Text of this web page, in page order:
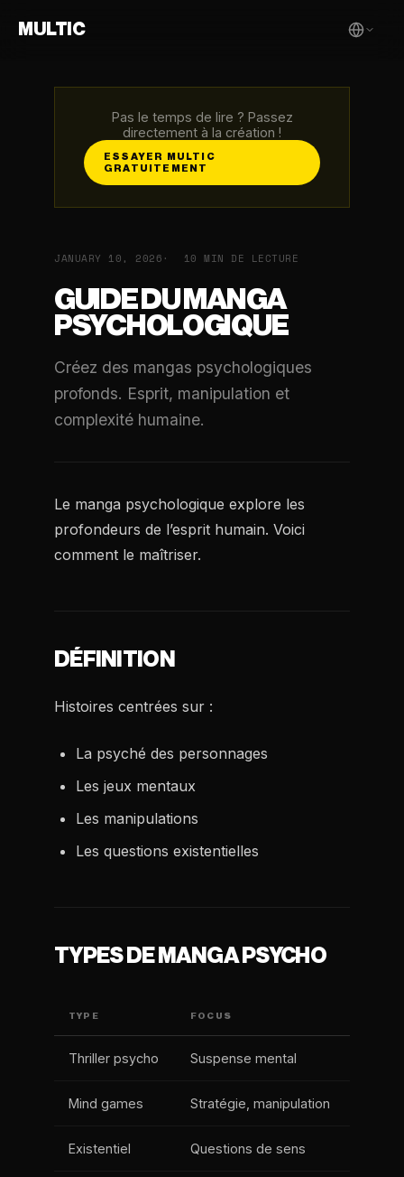
MULTIC
Pas le temps de lire ? Passez
directement à la création !
ESSAYER MULTIC
GRATUITEMENT
JANUARY 10, 2026 10 MIN DE LECTURE
GUIDE DU MANGA
PSYCHOLOGIQUE
Créez des mangas psychologiques
profonds. Esprit, manipulation et
complexité humaine.
Le manga psychologique explore les
profondeurs de l’esprit humain. Voici
comment le maîtriser.
DÉFINITION
Histoires centrées sur :
La psyché des personnages
Les jeux mentaux
Les manipulations
Les questions existentielles
TYPES DE MANGA PSYCHO
TYPE FOCUS
Thriller psycho Suspense mental
Mind games Stratégie, manipulation
Existentiel Questions de sens